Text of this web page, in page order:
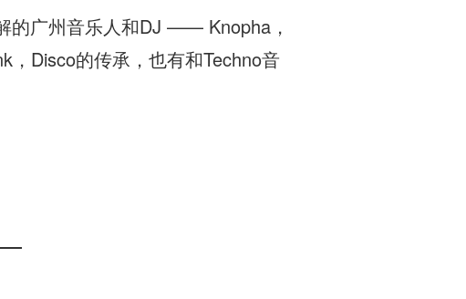
的广州音乐人和DJ —— Knopha，
Disco的传承，也有和Techno音